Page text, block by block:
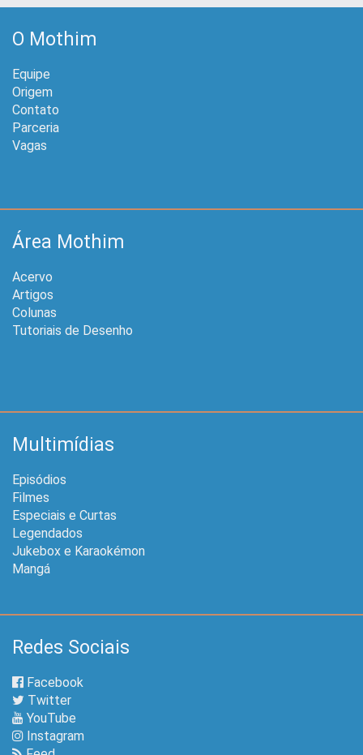
O Mothim
Equipe
Origem
Contato
Parceria
Vagas
Área Mothim
Acervo
Artigos
Colunas
Tutoriais de Desenho
Multimídias
Episódios
Filmes
Especiais e Curtas
Legendados
Jukebox e Karaokémon
Mangá
Redes Sociais
Facebook
Twitter
YouTube
Instagram